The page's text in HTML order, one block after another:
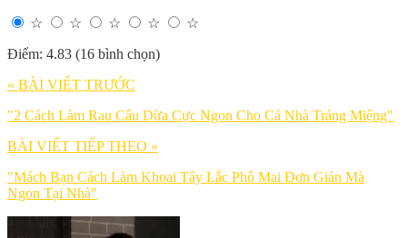
☆ ☆ ☆ ☆
☆
Điểm: 4.83 (16 bình chọn)
« BÀI VIẾT TRƯỚC
"2 Cách Làm Rau Câu Dừa Cực Ngon Cho Cả Nhà Tráng Miệng"
BÀI VIẾT TIẾP THEO »
"Mách Bạn Cách Làm Khoai Tây Lắc Phô Mai Đơn Giản Mà
Ngon Tại Nhà"